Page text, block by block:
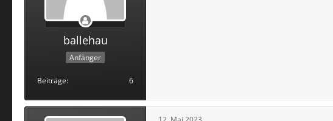
ballehau
Anfänger
Beiträge 6